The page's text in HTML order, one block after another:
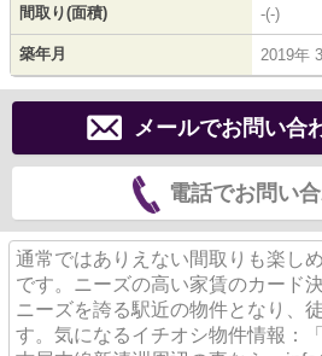
間取り(面積) -(-)
築年月 2019年
メールでお問い合
電話でお問い
通常ではありえない間取りも楽し
です。ニーズの高い家賃のカード
ニーズを誇る駅近の物件となり、
す。気になるイチオシ物件情報：